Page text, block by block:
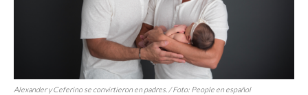
Alexander y Ceferino se convirtieron en padres. / Foto: People en español